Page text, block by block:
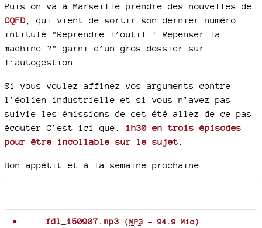
Puis on va à Marseille prendre des nouvelles de
CQFD , qui vient de sortir son dernier numéro
intitulé "Reprendre l’outil ! Repenser la
machine ?" garni d’un gros dossier sur
l’autogestion.
Si vous voulez affinez vos arguments contre
l’éolien industrielle et si vous n’avez pas
suivie les émissions de cet été allez de ce pas
écouter C’est ici que. 1h30 en trois épisodes
pour être incollable sur le sujet
Bon appétit et à la semaine prochaine.
fdl_150907.mp3 (MP3 -94.9 Mio)